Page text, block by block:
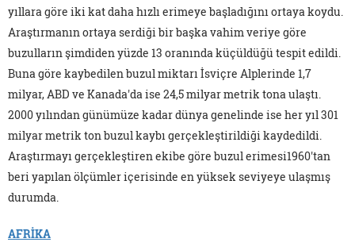
yıllara göre iki kat daha hızlı erimeye başladığını ortaya koydu.
Araştırmanın ortaya serdiği bir başka vahim veriye göre
buzulların şimdiden yüzde 13 oranında küçüldüğü tespit edildi.
Buna göre kaybedilen buzul miktarı İsviçre Alplerinde 1,7
milyar, ABD ve Kanada'da ise 24,5 milyar metrik tona ulaştı.
2000 yılından günümüze kadar dünya genelinde ise her yıl 301
milyar metrik ton buzul kaybı gerçekleştirildiği kaydedildi.
Araştırmayı gerçekleştiren ekibe göre buzul erimesi1960'tan
beri yapılan ölçümler içerisinde en yüksek seviyeye ulaşmış
durumda.
AFRİKA